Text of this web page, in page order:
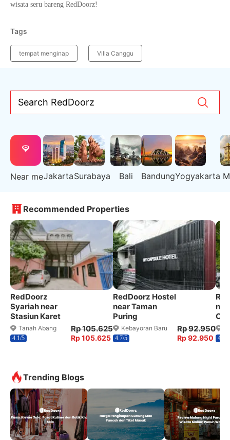
wisata seru bareng RedDoorz!
Tags
tempat menginap Villa Canggu
Search RedDoorz
Near meJakartaSurabaya Bali BandungYogyakarta
Recommended Properties
RedDoorz
Syariah near
Stasiun Karet
Tanah Abang
4.1/5
Rp 105.625
Rp 105.625
RedDoorz Hostel
near Taman
Puring
Kebayoran Baru
4.7/5
Rp 92.950
Rp 92.950 4.8/5
Trending Blogs